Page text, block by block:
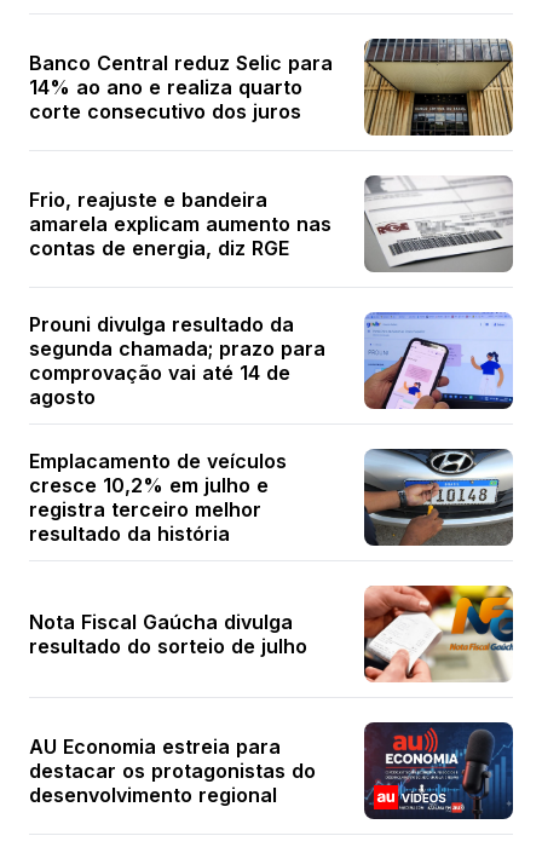
Banco Central reduz Selic para
14% ao ano e realiza quarto
corte consecutivo dos juros
Frio, reajuste e bandeira
amarela explicam aumento nas
contas de energia, diz RGE
Prouni divulga resultado da
segunda chamada; prazo para
comprovação vai até 14 de
agosto
Emplacamento de veículos
cresce 10,2% em julho e
registra terceiro melhor
resultado da história
Nota Fiscal Gaúcha divulga
resultado do sorteio de julho
AU Economia estreia para
destacar os protagonistas do
desenvolvimento regional